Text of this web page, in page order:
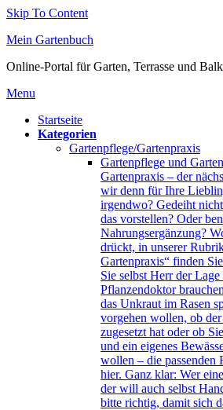
Skip To Content
Mein Gartenbuch
Online-Portal für Garten, Terrasse und
Menu
Startseite
Kategorien
Gartenpflege/Gartenpraxis
Gartenpflege und
Gartenpraxis – der
wir denn für Ihre
irgendwo? Gedeiht
das vorstellen? Oder
Nahrungsergänzung?
drückt, in unserer
Gartenpraxis“ finden
Sie selbst Herr der
Pflanzendoktor
das Unkraut im Rasen
vorgehen wollen, ob
zugesetzt hat oder ob
und ein eigenes
wollen – die passenden
hier. Ganz klar: Wer
der will auch selbst
bitte richtig, damit sich